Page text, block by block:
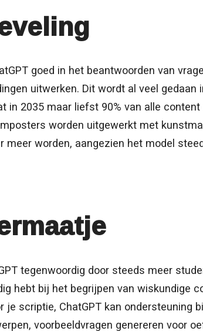
goed in het beantwoorden van
uitwerken. Dit wordt al veel
in 2035 maar liefst 90% van alle
worden uitgewerkt met
meer worden, aangezien het model
tegenwoordig door steeds meer
hebt bij het begrijpen van wiskundige
je scriptie, ChatGPT kan ondersteuning
voorbeeldvragen genereren voor